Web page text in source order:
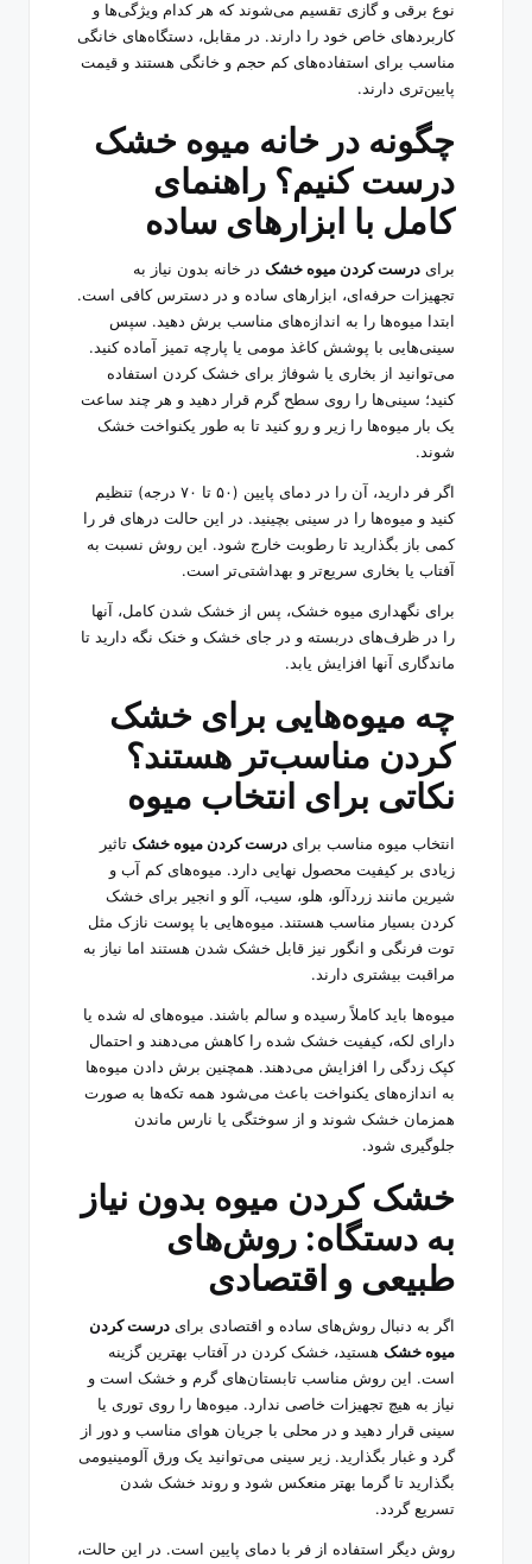
نوع برقی و گازی تقسیم می‌شوند که هر کدام ویژگی‌ها و
کاربردهای خاص خود را دارند. در مقابل، دستگاه‌های خانگی
مناسب برای استفاده‌های کم حجم و خانگی هستند و قیمت
پایین‌تری دارند.
چگونه در خانه میوه خشک
درست کنیم؟ راهنمای
کامل با ابزارهای ساده
برای درست کردن میوه خشک در خانه بدون نیاز به
تجهیزات حرفه‌ای، ابزارهای ساده و در دسترس کافی است.
ابتدا میوه‌ها را به اندازه‌های مناسب برش دهید. سپس
سینی‌هایی با پوشش کاغذ مومی یا پارچه تمیز آماده کنید.
می‌توانید از بخاری یا شوفاژ برای خشک کردن استفاده
کنید؛ سینی‌ها را روی سطح گرم قرار دهید و هر چند ساعت
یک بار میوه‌ها را زیر و رو کنید تا به طور یکنواخت خشک
شوند.
اگر فر دارید، آن را در دمای پایین (۵۰ تا ۷۰ درجه) تنظیم
کنید و میوه‌ها را در سینی بچینید. در این حالت درهای فر را
کمی باز بگذارید تا رطوبت خارج شود. این روش نسبت به
آفتاب یا بخاری سریع‌تر و بهداشتی‌تر است.
برای نگهداری میوه خشک، پس از خشک شدن کامل، آنها
را در ظرف‌های دربسته و در جای خشک و خنک نگه دارید تا
ماندگاری آنها افزایش یابد.
چه میوه‌هایی برای خشک
کردن مناسب‌تر هستند؟
نکاتی برای انتخاب میوه
انتخاب میوه مناسب برای درست کردن میوه خشک تاثیر
زیادی بر کیفیت محصول نهایی دارد. میوه‌های کم آب و
شیرین مانند زردآلو، هلو، سیب، آلو و انجیر برای خشک
کردن بسیار مناسب هستند. میوه‌هایی با پوست نازک مثل
توت فرنگی و انگور نیز قابل خشک شدن هستند اما نیاز به
مراقبت بیشتری دارند.
میوه‌ها باید کاملاً رسیده و سالم باشند. میوه‌های له شده یا
دارای لکه، کیفیت خشک شده را کاهش می‌دهند و احتمال
کپک زدگی را افزایش می‌دهند. همچنین برش دادن میوه‌ها
به اندازه‌های یکنواخت باعث می‌شود همه تکه‌ها به صورت
همزمان خشک شوند و از سوختگی یا نارس ماندن
جلوگیری شود.
خشک کردن میوه بدون نیاز
به دستگاه: روش‌های
طبیعی و اقتصادی
اگر به دنبال روش‌های ساده و اقتصادی برای درست کردن
میوه خشک هستید، خشک کردن در آفتاب بهترین گزینه
است. این روش مناسب تابستان‌های گرم و خشک است و
نیاز به هیچ تجهیزات خاصی ندارد. میوه‌ها را روی توری یا
سینی قرار دهید و در محلی با جریان هوای مناسب و دور از
گرد و غبار بگذارید. زیر سینی می‌توانید یک ورق آلومینیومی
بگذارید تا گرما بهتر منعکس شود و روند خشک شدن
تسریع گردد.
روش دیگر استفاده از فر با دمای پایین است. در این حالت،